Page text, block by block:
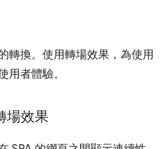
轉換。使用轉場效果，為使用
用者體驗。
場效果